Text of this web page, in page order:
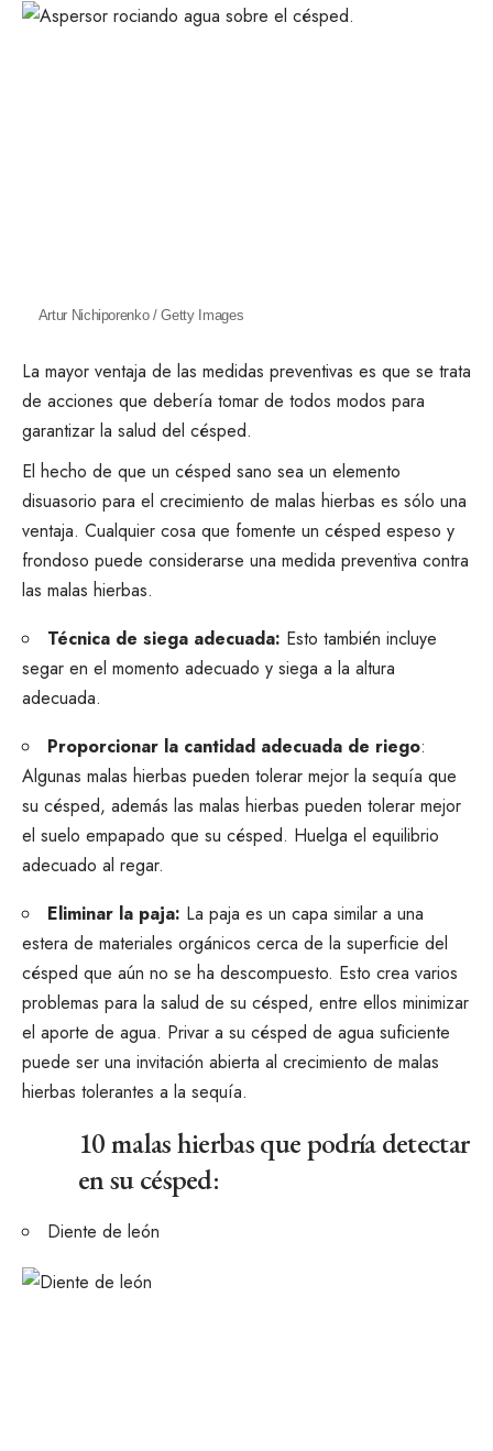
Artur Nichiporenko / Getty Images
La mayor ventaja de las medidas preventivas es que se trata
de acciones que debería tomar de todos modos para
garantizar la salud del césped.
El hecho de que un césped sano sea un elemento
disuasorio para el crecimiento de malas hierbas es sólo una
ventaja. Cualquier cosa que fomente un césped espeso y
frondoso puede considerarse una medida preventiva contra
las malas hierbas.
Técnica de siega adecuada: Esto también incluye
segar en el momento adecuado y siega a la altura
adecuada.
Proporcionar la cantidad adecuada de riego:
Algunas malas hierbas pueden tolerar mejor la sequía que
su césped, además las malas hierbas pueden tolerar mejor
el suelo empapado que su césped. Huelga el equilibrio
adecuado al regar.
Eliminar la paja: La paja es un capa similar a una
estera de materiales orgánicos cerca de la superficie del
césped que aún no se ha descompuesto. Esto crea varios
problemas para la salud de su césped, entre ellos minimizar
el aporte de agua. Privar a su césped de agua suficiente
puede ser una invitación abierta al crecimiento de malas
hierbas tolerantes a la sequía.
10 malas hierbas que podría detectar
en su césped:
Diente de león